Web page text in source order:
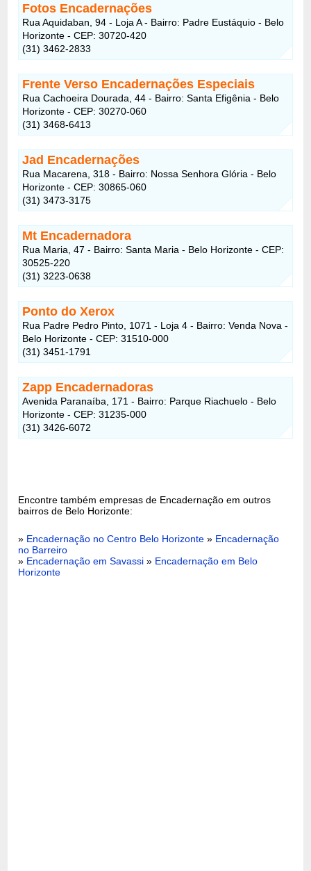
Fotos Encadernações
Rua Aquidaban, 94 - Loja A - Bairro: Padre Eustáquio - Belo
Horizonte - CEP: 30720-420
(31) 3462-2833
Frente Verso Encadernações Especiais
Rua Cachoeira Dourada, 44 - Bairro: Santa Efigênia - Belo
Horizonte - CEP: 30270-060
(31) 3468-6413
Jad Encadernações
Rua Macarena, 318 - Bairro: Nossa Senhora Glória - Belo
Horizonte - CEP: 30865-060
(31) 3473-3175
Mt Encadernadora
Rua Maria, 47 - Bairro: Santa Maria - Belo Horizonte - CEP:
30525-220
(31) 3223-0638
Ponto do Xerox
Rua Padre Pedro Pinto, 1071 - Loja 4 - Bairro: Venda Nova -
Belo Horizonte - CEP: 31510-000
(31) 3451-1791
Zapp Encadernadoras
Avenida Paranaíba, 171 - Bairro: Parque Riachuelo - Belo
Horizonte - CEP: 31235-000
(31) 3426-6072
Encontre também empresas de Encadernação em outros
bairros de Belo Horizonte:
» Encadernação no Centro Belo Horizonte » Encadernação
no Barreiro
» Encadernação em Savassi » Encadernação em Belo
Horizonte